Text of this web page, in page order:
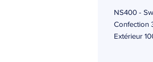
NS400 -
Confection
Extérieur